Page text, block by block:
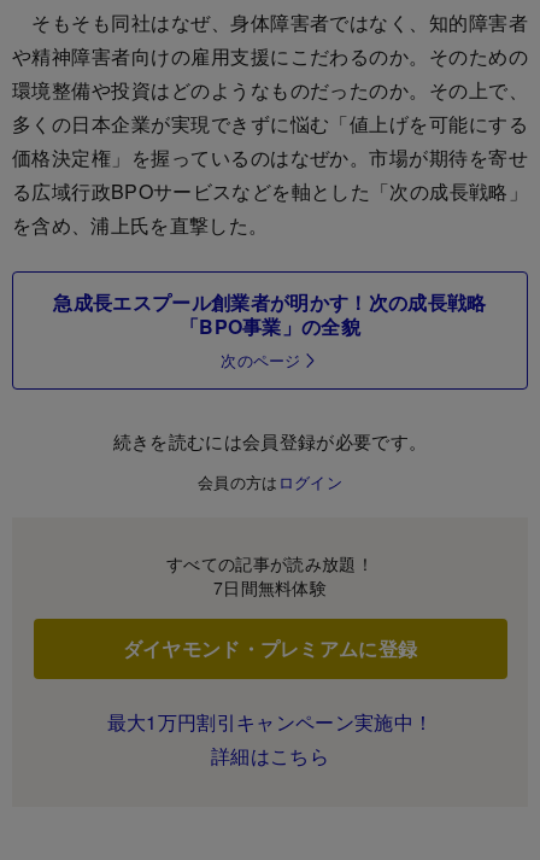
そもそも同社はなぜ、身体障害者ではなく、知的障害者
や精神障害者向けの雇用支援にこだわるのか。そのための
環境整備や投資はどのようなものだったのか。その上で、
多くの日本企業が実現できずに悩む「値上げを可能にする
価格決定権」を握っているのはなぜか。市場が期待を寄せ
る広域行政BPOサービスなどを軸とした「次の成長戦略」
を含め、浦上氏を直撃した。
急成長エスプール創業者が明かす！次の成長戦略
「BPO事業」の全貌
次のページ
続きを読むには会員登録が必要です。
会員の方は ログイン
すべての記事が読み放題！
7日間無料体験
ダイヤモンド・プレミアムに登録
最大1万円割引キャンペーン実施中！
詳細はこちら